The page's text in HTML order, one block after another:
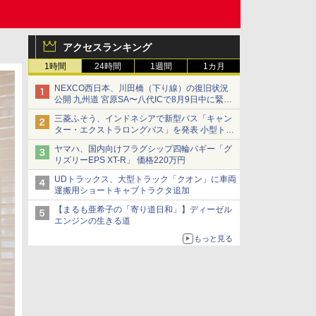
アクセスランキング
1時間 24時間 1週間 1カ月
NEXCO西日本、川田橋（下り線）の復旧状況
公開 九州道 宮原SA〜八代ICで8月9日中に緊急
車両を通行可能に
三菱ふそう、インドネシアで新型バス「キャン
ター・エクストラロングバス」を発表 小型トラ
ックベースの観光・旅客輸送向けバス
ヤマハ、国内向けフラグシップ四輪バギー「グ
リズリーEPS XT-R」 価格220万円
UDトラックス、大型トラック「クオン」に車両
運搬用ショートキャブトラクタ追加
【まるも亜希子の「寄り道日和」】ディーゼル
エンジンの生きる道
もっと見る